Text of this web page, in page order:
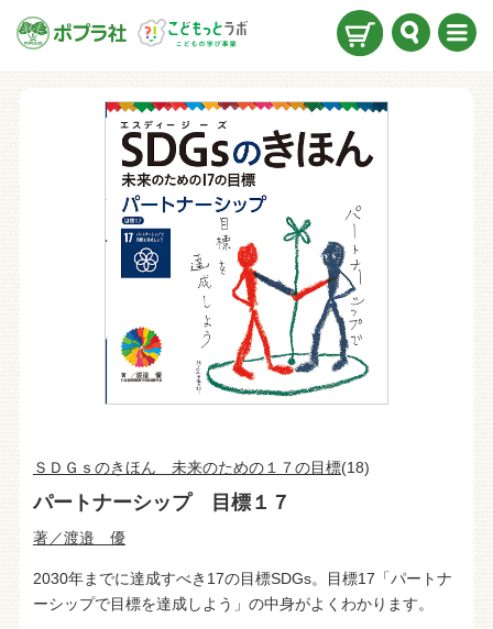
ＳＤＧｓのきほん 未来のための１７の目標(18)
パートナーシップ 目標１７
著／渡邉 優
2030年までに達成すべき17の目標SDGs。目標17「パートナ
ーシップで目標を達成しよう」の中身がよくわかります。